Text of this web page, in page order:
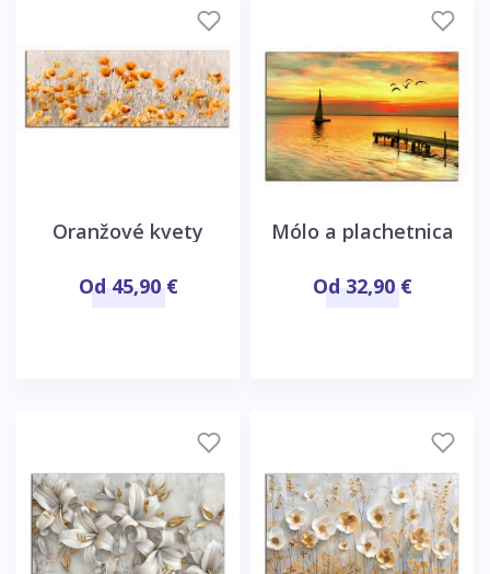
Oranžové kvety
Od 45,90 €
Mólo a plachetnica
Od 32,90 €